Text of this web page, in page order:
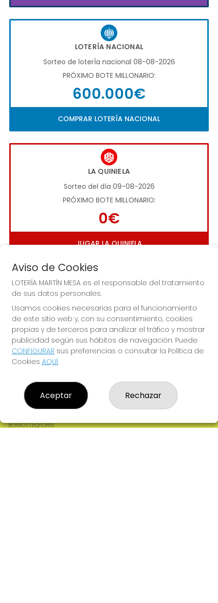
LOTERÍA NACIONAL
Sorteo de loterÍa nacional 08-08-2026
PRÓXIMO BOTE MILLONARIO:
600.000€
COMPRAR LOTERÍA NACIONAL
LA QUINIELA
Sorteo del día 09-08-2026
PRÓXIMO BOTE MILLONARIO:
0€
JUGAR LA QUINIELA
Imagen anterior
LOTERÍA MARTÍN MESA
Resultados
Contacto
Empresas
Boletos digitales
Aviso de Cookies
LOTERÍA MARTÍN MESA es el responsable del tratamiento
de sus datos personales.
Usamos cookies necesarias para el funcionamiento
de este sitio web y, con su consentimiento, cookies
propias y de terceros para analizar el tráfico y mostrar
publicidad según sus hábitos de navegación. Puede
CONFIGURAR sus preferencias o consultar la Política de
Cookies AQUÍ.
Aceptar Rechazar